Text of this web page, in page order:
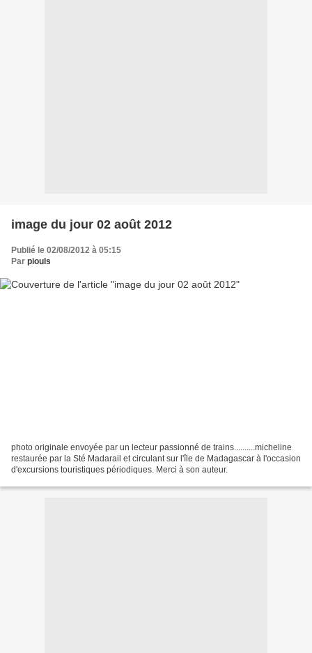
image du jour 02 août 2012
Publié le 02/08/2012 à 05:15
Par piouls
photo originale envoyée par un lecteur passionné de trains..........micheline
restaurée par la Sté Madarail et circulant sur l'île de Madagascar à l'occasion
d'excursions touristiques périodiques. Merci à son auteur.